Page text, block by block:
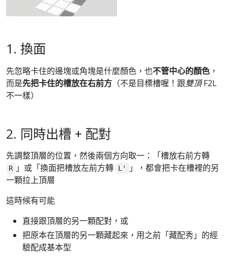
1. 換面
先忽略卡住的邊塊或角塊是什麼顏色，也不管中心的顏色 ，
而是先把卡住的槽放在右前方 （不是目標槽喔！跟雙頂F2L
不一樣）
2. 同時出槽 + 配對
先調整頂層的位置，然後兩個方向取一：「槽放右前方轉
R 」或「換面把槽放左前方轉 L'
」，都會把卡在槽裡的另
一顆拉上頂層
這時候有可能
直接跟頂層的另一顆配對，或
把原本在頂層的另一顆藏起來，用之前「藏配秀」的經
驗配成基本型